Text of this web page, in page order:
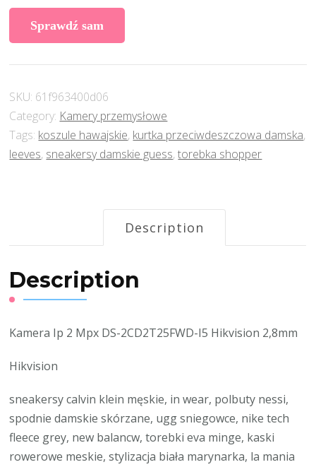
Sprawdź sam
SKU: 61f963400d06
Category: Kamery przemysłowe
Tags: koszule hawajskie, kurtka przeciwdeszczowa damska,
leeves, sneakersy damskie guess,torebka shopper
Description
Description
Kamera Ip 2 Mpx DS-2CD2T25FWD-I5 Hikvision 2,8mm
Hikvision
sneakersy calvin klein męskie, in wear, polbuty nessi,
spodnie damskie skórzane, ugg sniegowce, nike tech
fleece grey, new balancw, torebki eva minge, kaski
rowerowe meskie, stylizacja biała marynarka, la mania